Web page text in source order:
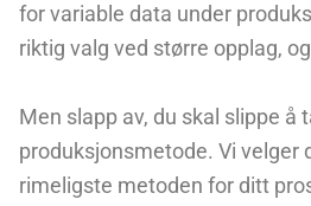
for variable data under
riktig valg ved større opplag,
Men slapp av, du skal slippe å
produksjonsmetode. Vi velger
rimeligste metoden for ditt